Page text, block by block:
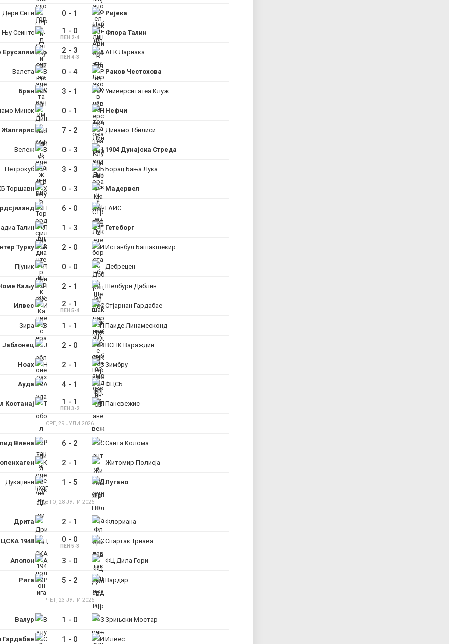
Дери Сити 0 - 1 Ријека
Сеинтс 1 - 0
ПЕН 2-4
Флора Талин
Ерусалим 2 - 3
ПЕН 4-3
АЕК Ларнака
Валета 0 - 4 Раков Честохова
Бран 3 - 1 Университатеа Клуж
Минск 0 - 1 Нефчи
7 - 2 Динамо Тбилиси
Вележ 0 - 3 1904 Дунајска Стреда
Петрокуб 3 - 3 Борац Бања Лука
Торшавн 0 - 3 Мадервел
6 - 0 ГАИС
Талин 1 - 3 Гетеборг
Турку 2 - 0 Истанбул Башакшекир
Пјуник 0 - 0 Дебрецен
Каљу 2 - 1 Шелбурн Даблин
Илвес 2 - 1
ПЕН 5-4
Стјарнан Гардабае
Зира 1 - 1 Паиде Линамесконд
Јаблонец 2 - 0 ВСНК Вараждин
Ноах 2 - 1 Зимбру
Ауда 4 - 1 ФЦСБ
Костанај 1 - 1
ПЕН 3-2
Паневежис
СРЕ, 29 ЈУЛИ 2026
Виена 6 - 2 Санта Колома
2 - 1 Житомир Полисја
Дукаџини 1 - 5 Лугано
ВТО, 28 ЈУЛИ 2026
Дрита 2 - 1 Флориана
ЦСКА 1948 0 - 0
ПЕН 5-3
Спартак Трнава
Аполон 3 - 0 ФЦ Дила Гори
Рига 5 - 2 Вардар
ЧЕТ, 23 ЈУЛИ 2026
Валур 1 - 0 Зрињски Мостар
Гардабае 1 - 0 Илвес